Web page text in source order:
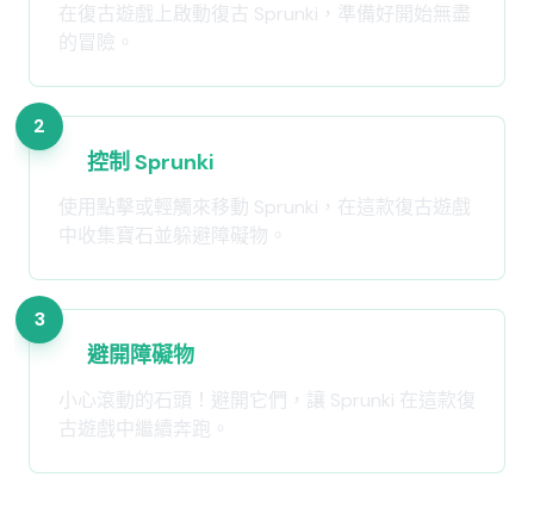
在復古遊戲上啟動復古 Sprunki，準備好開始無盡
的冒險。
2
控制 Sprunki
使用點擊或輕觸來移動 Sprunki，在這款復古遊戲
中收集寶石並躲避障礙物。
3
避開障礙物
小心滾動的石頭！避開它們，讓 Sprunki 在這款復
古遊戲中繼續奔跑。